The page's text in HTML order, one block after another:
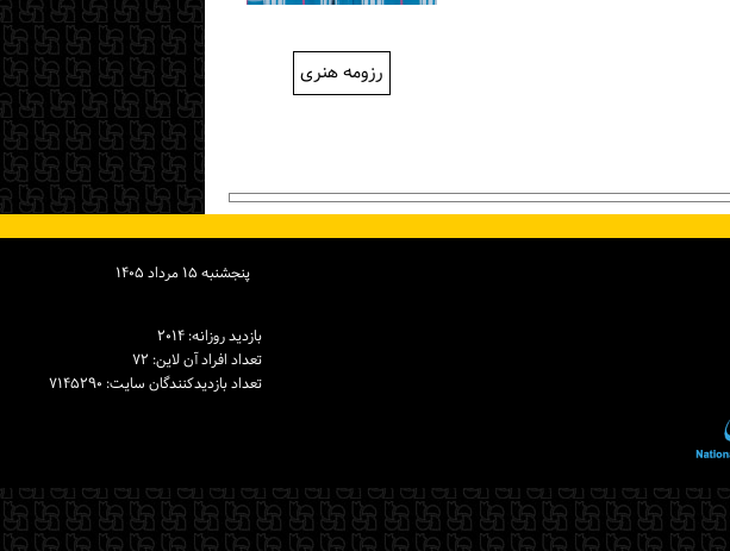
رزومه هنری
پنجشنبه ۱۵ مرداد ۱۴۰۵
بازدید روزانه: ۲۰۱۴
تعداد افراد آن لاین: ۷۲
تعداد بازدیدكنندگان سایت: ۷۱۴۵۲۹۰